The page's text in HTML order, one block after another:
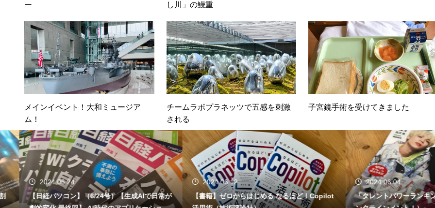
ー
し川」の鰻重
メインイベント！大和ミュージア
ム！
チームラボプラネッツで五感を刺激
される
子宮鏡手術を受けてきました
2024.06.24
【日経パソコン】（6/24号）【生成AIで日常が
2024.06.12
【書籍】ゼロからはじめる なるほど！Copilot
2024.06.04
「タレントパワーランキング